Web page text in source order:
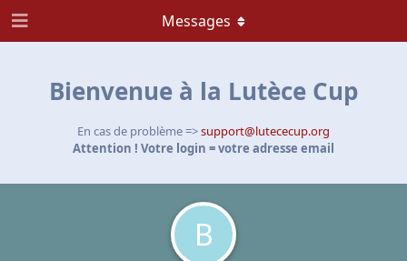
Bienvenue à la Lutèce Cup
En cas de problème =>support@lutececup.org
Attention ! Votre login = votre adresse email
B
Messages